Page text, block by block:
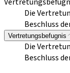
Die
Beschluss
Vertretungsbefugnis
Die
Beschluss